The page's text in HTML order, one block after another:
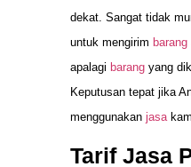
dekat. Sangat tidak
untuk mengirim barang
apalagi barang yang
Keputusan tepat jika
menggunakan jasa
Tarif Jasa